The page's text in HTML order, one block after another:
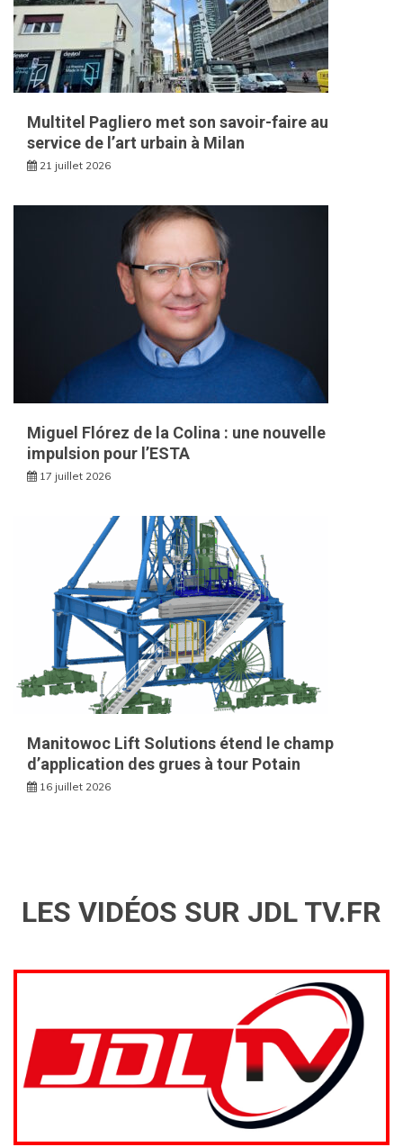
Multitel Pagliero met son savoir-faire au
service de l’art urbain à Milan
21 juillet 2026
Miguel Flórez de la Colina : une nouvelle
impulsion pour l’ESTA
17 juillet 2026
Manitowoc Lift Solutions étend le champ
d’application des grues à tour Potain
16 juillet 2026
LES VIDÉOS SUR JDL TV.FR